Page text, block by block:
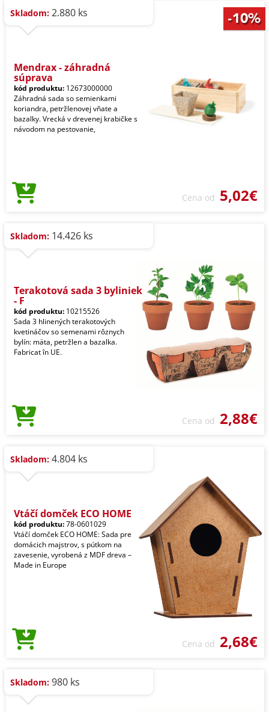
Skladom: 2.880 ks
Mendrax - záhradná
súprava
kód produktu: 12673000000
Záhradná sada so semienkami
koriandra, petržlenovej vňate a
bazalky. Vrecká v drevenej krabičke s
návodom na pestovanie,
Cena od 5,02€
Skladom: 14.426 ks
Terakotová sada 3 byliniek
- F
kód produktu: 10215526
Sada 3 hlinených terakotových
kvetináčov so semenami rôznych
bylín: mäta, petržlen a bazalka.
Fabricat în UE.
Cena od 2,88€
Skladom: 4.804 ks
Vtáčí domček ECO HOME
kód produktu:78-0601029
Vtáčí domček ECO HOME: Sada pre
domácich majstrov, s pútkom na
zavesenie, vyrobená z MDF dreva –
Made in Europe
Cena od 2,68€
Skladom: 980 ks